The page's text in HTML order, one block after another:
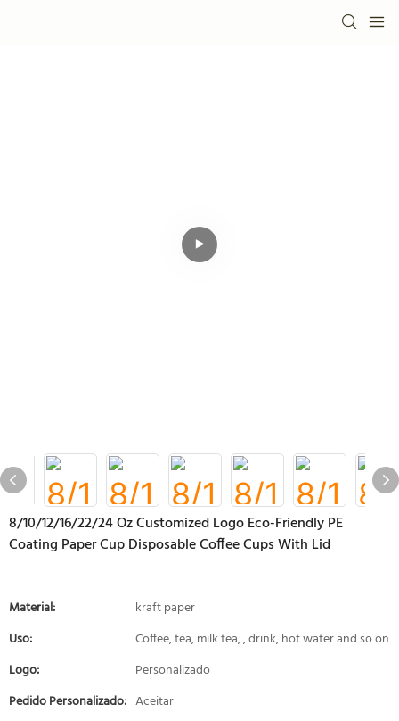
8/10/12/16/22/24 Oz Customized Logo Eco-Friendly PE
Coating Paper Cup Disposable Coffee Cups With Lid
Material:
kraft paper
Uso:
Coffee, tea, milk tea, , drink, hot water and so on
Logo:
Personalizado
Pedido Personalizado: Aceitar